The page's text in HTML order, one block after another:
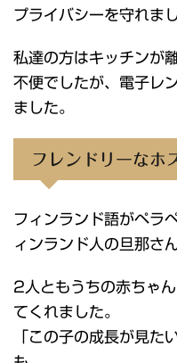
プライバシーを守れまし
私達の方はキッチンが
不便でしたが、電子レ
ました。
フレンドリーなホ
フィンランド語がペラ
ィンランド人の旦那さ
2人ともうちの赤ちゃ
てくれました。
「この子の成長が見た